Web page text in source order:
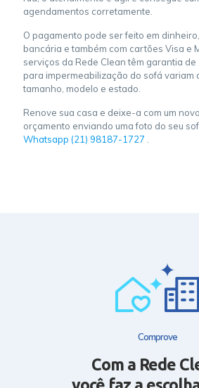
agendamentos corretamente.
O pagamento pode ser feito em
bancária e também com cartões Visa e
serviços da Rede Clean têm garantia de
para impermeabilização do sofá variam
tamanho, modelo e estado.
Renove sua casa e deixe-a com um
orçamento enviando uma foto do seu
Whatsapp (21) 98187-1727
Comprove
Com a Rede